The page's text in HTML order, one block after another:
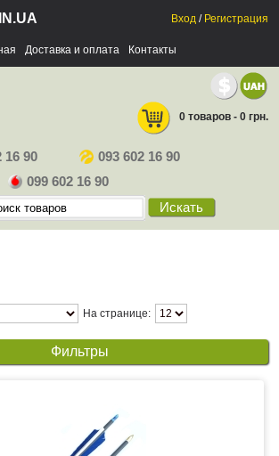
Доставка и оплата Контакты
Вход / Регистрация
16 90
093 602 16 90
099 602 16 90
Искать
0 товаров - 0 грн.
На странице:
Фильтры